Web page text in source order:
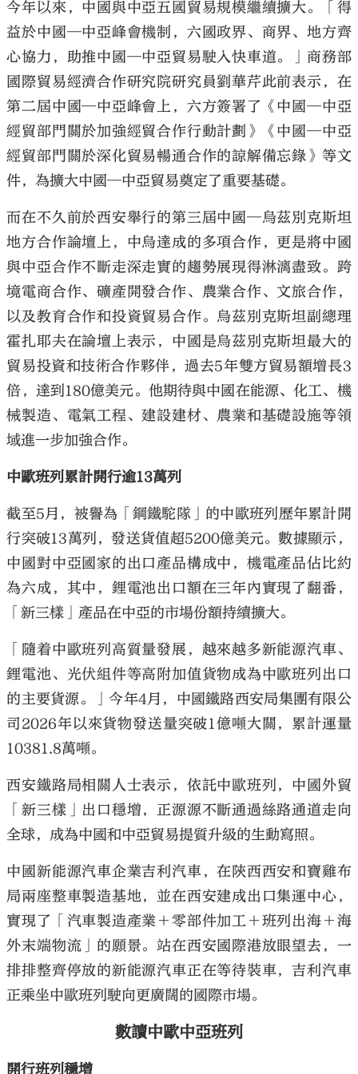
今年以來，中國與中亞五國貿易規模繼續擴大。「得
益於中國─中亞峰會機制，六國政界、商界、地方齊
心協力，助推中國─中亞貿易駛入快車道。」商務部
國際貿易經濟合作研究院研究員劉華芹此前表示，在
第二屆中國─中亞峰會上，六方簽署了《中國─中亞
經貿部門關於加強經貿合作行動計劃》《中國─中亞
經貿部門關於深化貿易暢通合作的諒解備忘錄》等文
件，為擴大中國─中亞貿易奠定了重要基礎。
而在不久前於西安舉行的第三屆中國─烏茲別克斯坦
地方合作論壇上，中烏達成的多項合作，更是將中國
與中亞合作不斷走深走實的趨勢展現得淋漓盡致。跨
境電商合作、礦產開發合作、農業合作、文旅合作，
以及教育合作和投資貿易合作。烏茲別克斯坦副總理
霍扎耶夫在論壇上表示，中國是烏茲別克斯坦最大的
貿易投資和技術合作夥伴，過去5年雙方貿易額增長3
倍，達到180億美元。他期待與中國在能源、化工、機
械製造、電氣工程、建設建材、農業和基礎設施等領
域進一步加強合作。
中歐班列累計開行逾13萬列
截至5月，被譽為「鋼鐵駝隊」的中歐班列歷年累計開
行突破13萬列，發送貨值超5200億美元。數據顯示，
中國對中亞國家的出口產品構成中，機電產品佔比約
為六成，其中，鋰電池出口額在三年內實現了翻番，
「新三樣」產品在中亞的市場份額持續擴大。
「隨着中歐班列高質量發展，越來越多新能源汽車、
鋰電池、光伏組件等高附加值貨物成為中歐班列出口
的主要貨源。」今年4月，中國鐵路西安局集團有限公
司2026年以來貨物發送量突破1億噸大關，累計運量
10381.8萬噸。
西安鐵路局相關人士表示，依託中歐班列，中國外貿
「新三樣」出口穩增，正源源不斷通過絲路通道走向
全球，成為中國和中亞貿易提質升級的生動寫照。
中國新能源汽車企業吉利汽車，在陝西西安和寶雞布
局兩座整車製造基地，並在西安建成出口集運中心，
實現了「汽車製造產業＋零部件加工＋班列出海＋海
外末端物流」的願景。站在西安國際港放眼望去，一
排排整齊停放的新能源汽車正在等待裝車，吉利汽車
正乘坐中歐班列駛向更廣闊的國際市場。
數讀中歐中亞班列
開行班列穩增